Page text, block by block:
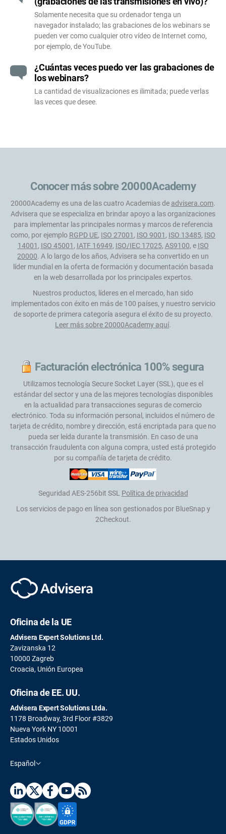
Solamente necesita que su ordenador tenga un
navegador instalado; las grabaciones de los webinars se
pueden ver como cualquier otro vídeo de Internet como,
por ejemplo, de YouTube.
¿Cuántas veces puedo ver las grabaciones de
los webinars?
La cantidad de visualizaciones es ilimitada; puede verlas
las veces que desee.
Conocer más sobre 20000Academy
20000Academy es una de las cuatro Academias de advisera.com.
Advisera que se especializa en brindar apoyo a las organizaciones
para implementar las principales normas y marcos de referencia
como, por ejemplo RGPD UE, ISO 27001 , ISO 9001 , ISO 13485, ISO
14001 , ISO 45001 , IATF 16949, ISO/IEC 17025, AS9100, e ISO
20000. A lo largo de los años, Advisera se ha convertido en un
líder mundial en la oferta de formación y documentación basada
en la web desarrollada por los principales expertos.
Nuestros productos, líderes en el mercado, han sido
implementados con éxito en más de 100 países, y nuestro servicio
de soporte de primera categoría asegura el éxito de su proyecto.
Leer más sobre 20000Academy aquí.
Facturación electrónica 100% segura
Utilizamos tecnología Secure Socket Layer (SSL), que es el
estándar del sector y una de las mejores tecnologías disponibles
en la actualidad para transacciones seguras de comercio
electrónico. Toda su información personal, incluidos el número de
tarjeta de crédito, nombre y dirección, está encriptada para que no
pueda ser leída durante la transmisión. En caso de una
transacción fraudulenta con alguna compra, usted está protegido
por su compañía de tarjeta de crédito.
Seguridad AES-256bit SSL Política de privacidad
Los servicios de pago en línea son gestionados por BlueSnap y
2Checkout.
Oficina de la UE
Advisera Expert Solutions Ltd.
Zavizanska 12
10000 Zagreb
Croacia, Unión Europea
Oficina de EE. UU.
Advisera Expert Solutions Ltda.
1178 Broadway, 3rd Floor #3829
Nueva York NY 10001
Estados Unidos
Español